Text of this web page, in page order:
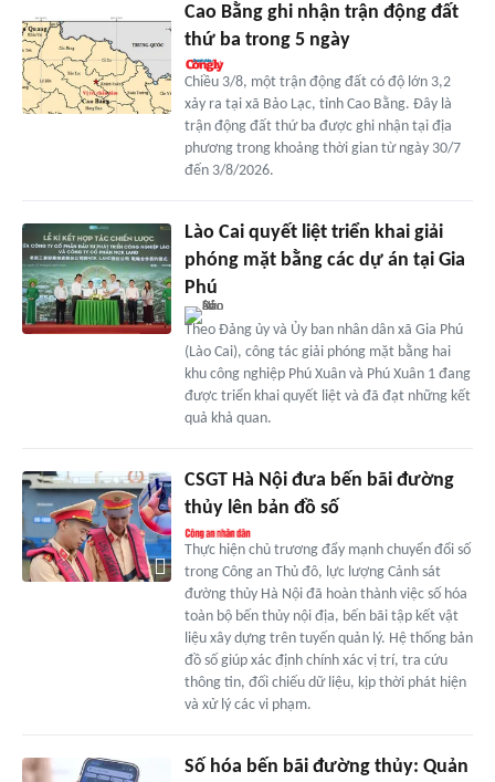
Cao Bằng ghi nhận trận động đất
thứ ba trong 5 ngày
Chiều 3/8, một trận động đất có độ lớn 3,2
xảy ra tại xã Bảo Lạc, tỉnh Cao Bằng. Đây là
trận động đất thứ ba được ghi nhận tại địa
phương trong khoảng thời gian từ ngày 30/7
đến 3/8/2026.
Lào Cai quyết liệt triển khai giải
phóng mặt bằng các dự án tại Gia
Phú
Theo Đảng ủy và Ủy ban nhân dân xã Gia Phú
(Lào Cai), công tác giải phóng mặt bằng hai
khu công nghiệp Phú Xuân và Phú Xuân 1 đang
được triển khai quyết liệt và đã đạt những kết
quả khả quan.
CSGT Hà Nội đưa bến bãi đường
thủy lên bản đồ số
Thực hiện chủ trương đẩy mạnh chuyển đổi số
trong Công an Thủ đô, lực lượng Cảnh sát
đường thủy Hà Nội đã hoàn thành việc số hóa
toàn bộ bến thủy nội địa, bến bãi tập kết vật
liệu xây dựng trên tuyến quản lý. Hệ thống bản
đồ số giúp xác định chính xác vị trí, tra cứu
thông tin, đối chiếu dữ liệu, kịp thời phát hiện
và xử lý các vi phạm.
Số hóa bến bãi đường thủy: Quản